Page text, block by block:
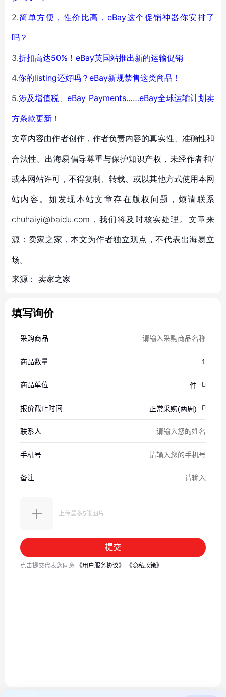
2.简单方便，性价比高，eBay这个促销神器你安排了
吗？
3.折扣高达50%！eBay英国站推出新的运输促销
4.你的listing还好吗？eBay新规禁售这类商品！
5.涉及增值税、eBay Payments……eBay全球运输计划卖
方条款更新！
文章内容由作者创作，作者负责内容的真实性、准确性和
合法性。出海易倡导尊重与保护知识产权，未经作者和/
或本网站许可，不得复制、转载、或以其他方式使用本网
站内容。如发现本站文章存在版权问题，烦请联系
chuhaiyi@baidu.com，我们将及时核实处理。文章来
源：卖家之家，本文为作者独立观点，不代表出海易立
场。
来源： 卖家之家
填写询价